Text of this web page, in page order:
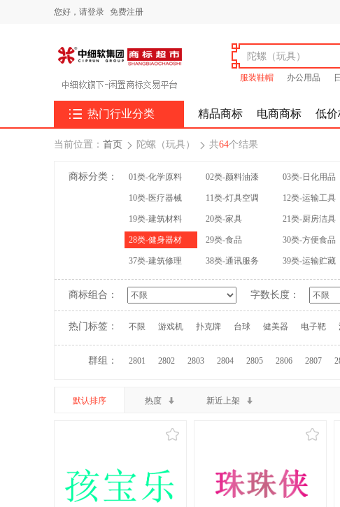
您好， 请登录 免费注册
服装鞋帽 办公用品
 热门行业分类 精品商标 电商商标 低价
当前位置： 首页  陀螺（玩具）  共64个结果
商标分类： 01类-化学原料 02类-颜料油漆 03类-日化用品
10类-医疗器械 11类-灯具空调 12类-运输工具
19类-建筑材料 20类-家具 21类-厨房洁具
28类-健身器材 29类-食品 30类-方便食品
37类-建筑修理 38类-通讯服务 39类-运输贮藏
商标组合： 字数长度：
热门标签： 不限 游戏机 扑克牌 台球 健美器 电子靶
群组： 2801 2802 2803 2804 2805 2806 2807
默认排序 热度 新近上架